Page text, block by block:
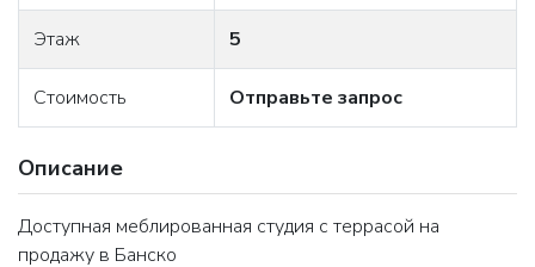
Этаж 5
Стоимость Отправьте запрос
Описание
Доступная меблированная студия с террасой на
продажу в Банско